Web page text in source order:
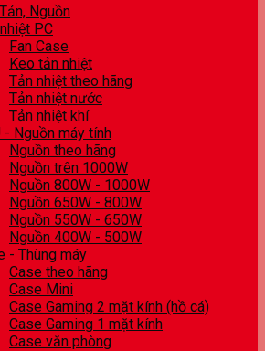
Nguồn
PC
Fan Case
Keo tản nhiệt
Tản nhiệt theo hãng
Tản nhiệt nước
Tản nhiệt khí
- Nguồn máy tính
Nguồn theo hãng
Nguồn trên 1000W
Nguồn 800W - 1000W
Nguồn 650W - 800W
Nguồn 550W - 650W
Nguồn 400W - 500W
- Thùng máy
Case theo hãng
Case Mini
Case Gaming 2 mặt kính (hồ cá)
Case Gaming 1 mặt kính
Case văn phòng